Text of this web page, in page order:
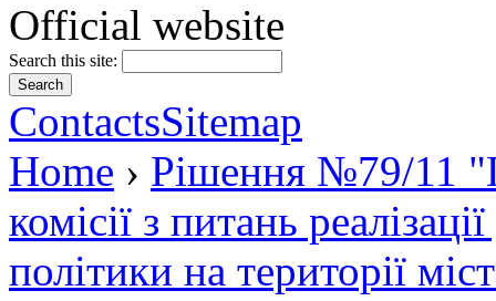
Official website
Search this site:
ContactsSitemap
Home › Рішення №79/11
комісії з питань
політики на території